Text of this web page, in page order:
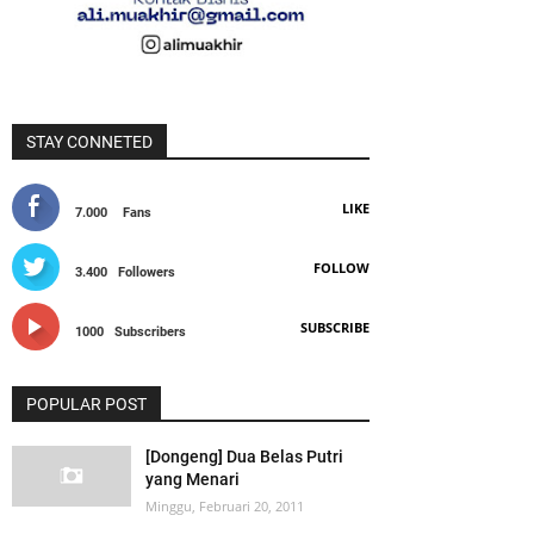
STAY CONNETED
7.000 Fans LIKE
3.400 Followers FOLLOW
1000 Subscribers SUBSCRIBE
POPULAR POST
[Dongeng] Dua Belas Putri
yang Menari
Minggu, Februari 20, 2011